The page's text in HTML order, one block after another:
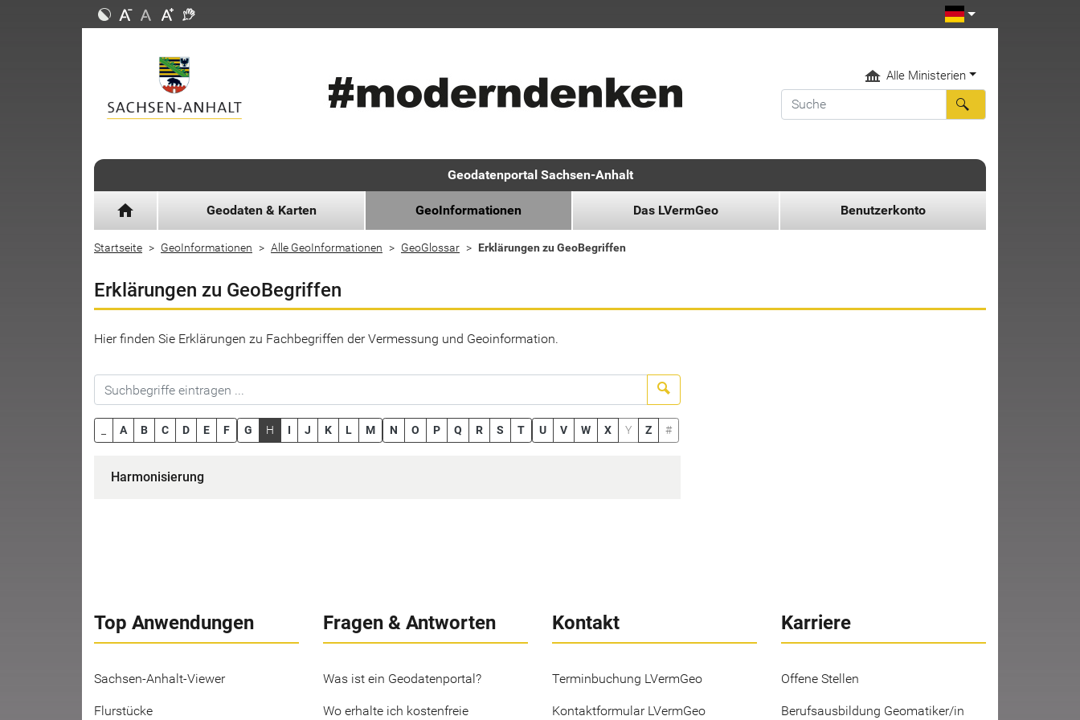
Alle Ministerien
Geodatenportal Sachsen-Anhalt
home Geodaten & Karten GeoInformationen Das LVermGeo Benutzerkonto
Startseite GeoInformationen Alle GeoInformationen GeoGlossar Erklärungen zu GeoBegriffen
Erklärungen zu GeoBegriffen
Hier finden Sie Erklärungen zu Fachbegriffen der Vermessung und Geoinformation.
A B C D E F G H I J K L M N O P Q R S T U V W X Y Z #
Harmonisierung
Top Anwendungen
Sachsen-Anhalt-Viewer
Flurstücke
Fragen & Antworten
Was ist ein Geodatenportal?
Wo erhalte ich kostenfreie
Kontakt
Terminbuchung LVermGeo
Kontaktformular LVermGeo
Karriere
Offene Stellen
Berufsausbildung Geomatiker/in